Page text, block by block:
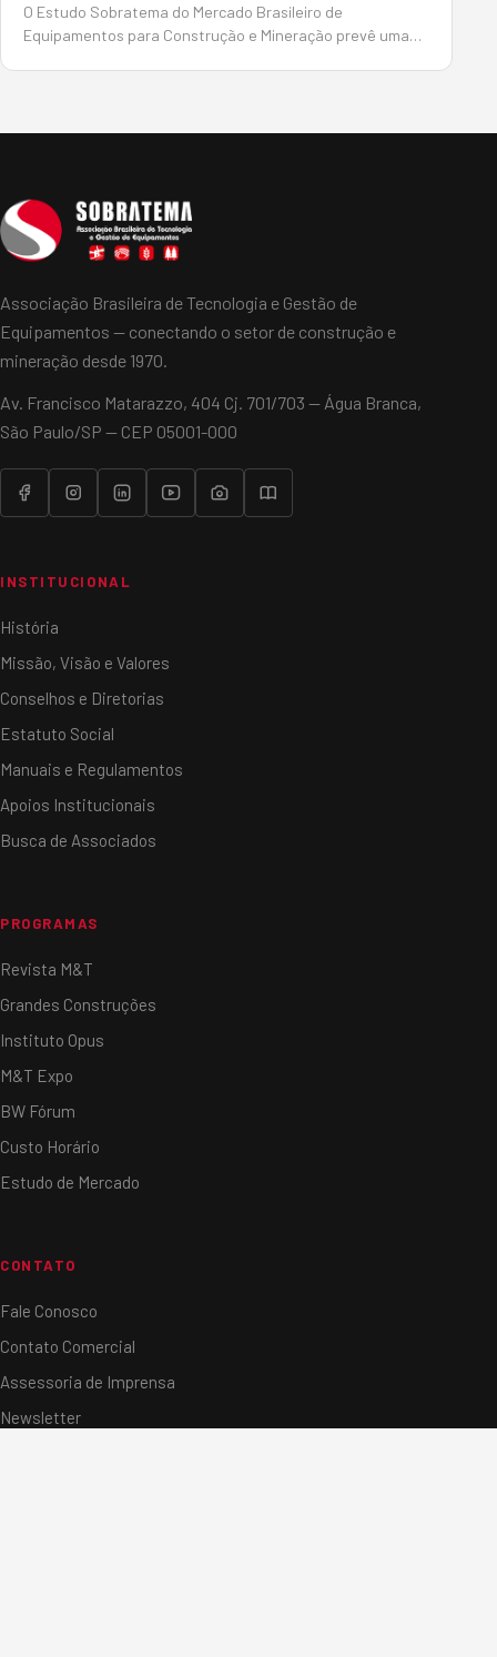
O Estudo Sobratema do Mercado Brasileiro de
Equipamentos para Construção e Mineração prevê uma
Associação Brasileira de Tecnologia e Gestão de
Equipamentos — conectando o setor de construção e
mineração desde 1970.
Av. Francisco Matarazzo, 404 Cj. 701/703 — Água Branca,
São Paulo/SP — CEP 05001-000
INSTITUCIONAL
História
Missão, Visão e Valores
Conselhos e Diretorias
Estatuto Social
Manuais e Regulamentos
Apoios Institucionais
Busca de Associados
PROGRAMAS
Revista M&T
Grandes Construções
Instituto Opus
M&T Expo
BW Fórum
Custo Horário
Estudo de Mercado
CONTATO
Fale Conosco
Contato Comercial
Assessoria de Imprensa
Newsletter